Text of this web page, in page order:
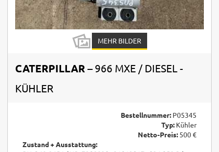
MEHR BILDER
CATERPILLAR – 966 MXE / DIESEL -
KÜHLER
Bestellnummer: P05345
Typ: Kühler
Netto-Preis: 500 €
Zustand + Ausstattung: